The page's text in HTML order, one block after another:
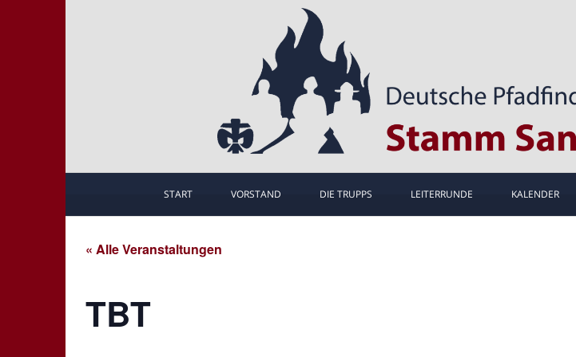
START VORSTAND DIE TRUPPS LEITERRUNDE KALENDER
« Alle Veranstaltungen
TBT